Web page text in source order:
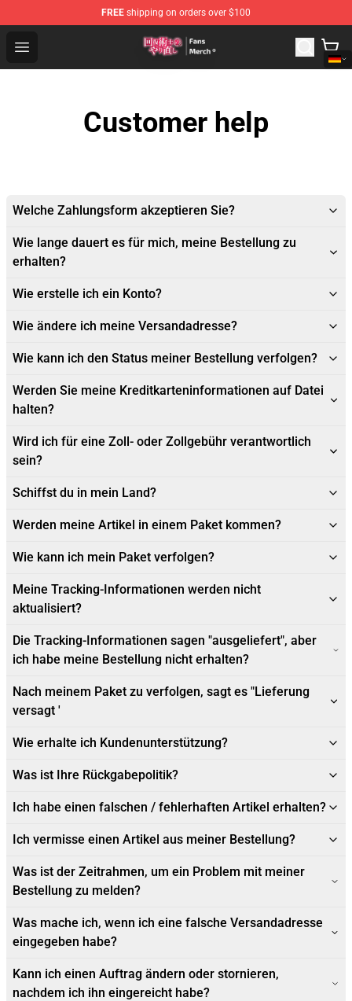
FREE shipping on orders over $100
Open menu
Redo Of Healer Store - Official Redo Of Healer
Customer help
Welche Zahlungsform akzeptieren Sie?
Wie lange dauert es für mich, meine Bestellung zu
erhalten?
Wie erstelle ich ein Konto?
Wie ändere ich meine Versandadresse?
Wie kann ich den Status meiner Bestellung verfolgen?
Werden Sie meine Kreditkarteninformationen auf Datei
halten?
Wird ich für eine Zoll- oder Zollgebühr verantwortlich
sein?
Schiffst du in mein Land?
Werden meine Artikel in einem Paket kommen?
Wie kann ich mein Paket verfolgen?
Meine Tracking-Informationen werden nicht
aktualisiert?
Die Tracking-Informationen sagen "ausgeliefert", aber
ich habe meine Bestellung nicht erhalten?
Nach meinem Paket zu verfolgen, sagt es "Lieferung
versagt '
Wie erhalte ich Kundenunterstützung?
Was ist Ihre Rückgabepolitik?
Ich habe einen falschen / fehlerhaften Artikel erhalten?
Ich vermisse einen Artikel aus meiner Bestellung?
Was ist der Zeitrahmen, um ein Problem mit meiner
Bestellung zu melden?
Was mache ich, wenn ich eine falsche Versandadresse
eingegeben habe?
Kann ich einen Auftrag ändern oder stornieren,
nachdem ich ihn eingereicht habe?